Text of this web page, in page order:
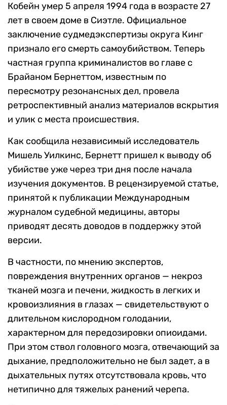
Кобейн умер 5 апреля 1994 года в возрасте 27
лет в своем доме в Сиэтле. Официальное
заключение судмедэкспертизы округа Кинг
признало его смерть самоубийством. Теперь
частная группа криминалистов во главе с
Брайаном Бернеттом, известным по
пересмотру резонансных дел, провела
ретроспективный анализ материалов вскрытия
и улик с места происшествия.
Как сообщила независимый исследователь
Мишель Уилкинс, Бернетт пришел к выводу об
убийстве уже через три дня после начала
изучения документов. В рецензируемой статье,
принятой к публикации Международным
журналом судебной медицины, авторы
приводят десять доводов в поддержку этой
версии.
В частности, по мнению экспертов,
повреждения внутренних органов — некроз
тканей мозга и печени, жидкость в легких и
кровоизлияния в глазах — свидетельствуют о
длительном кислородном голодании,
характерном для передозировки опиоидами.
При этом ствол головного мозга, отвечающий за
дыхание, предположительно не был задет, а в
дыхательных путях отсутствовала кровь, что
нетипично для тяжелых ранений черепа.